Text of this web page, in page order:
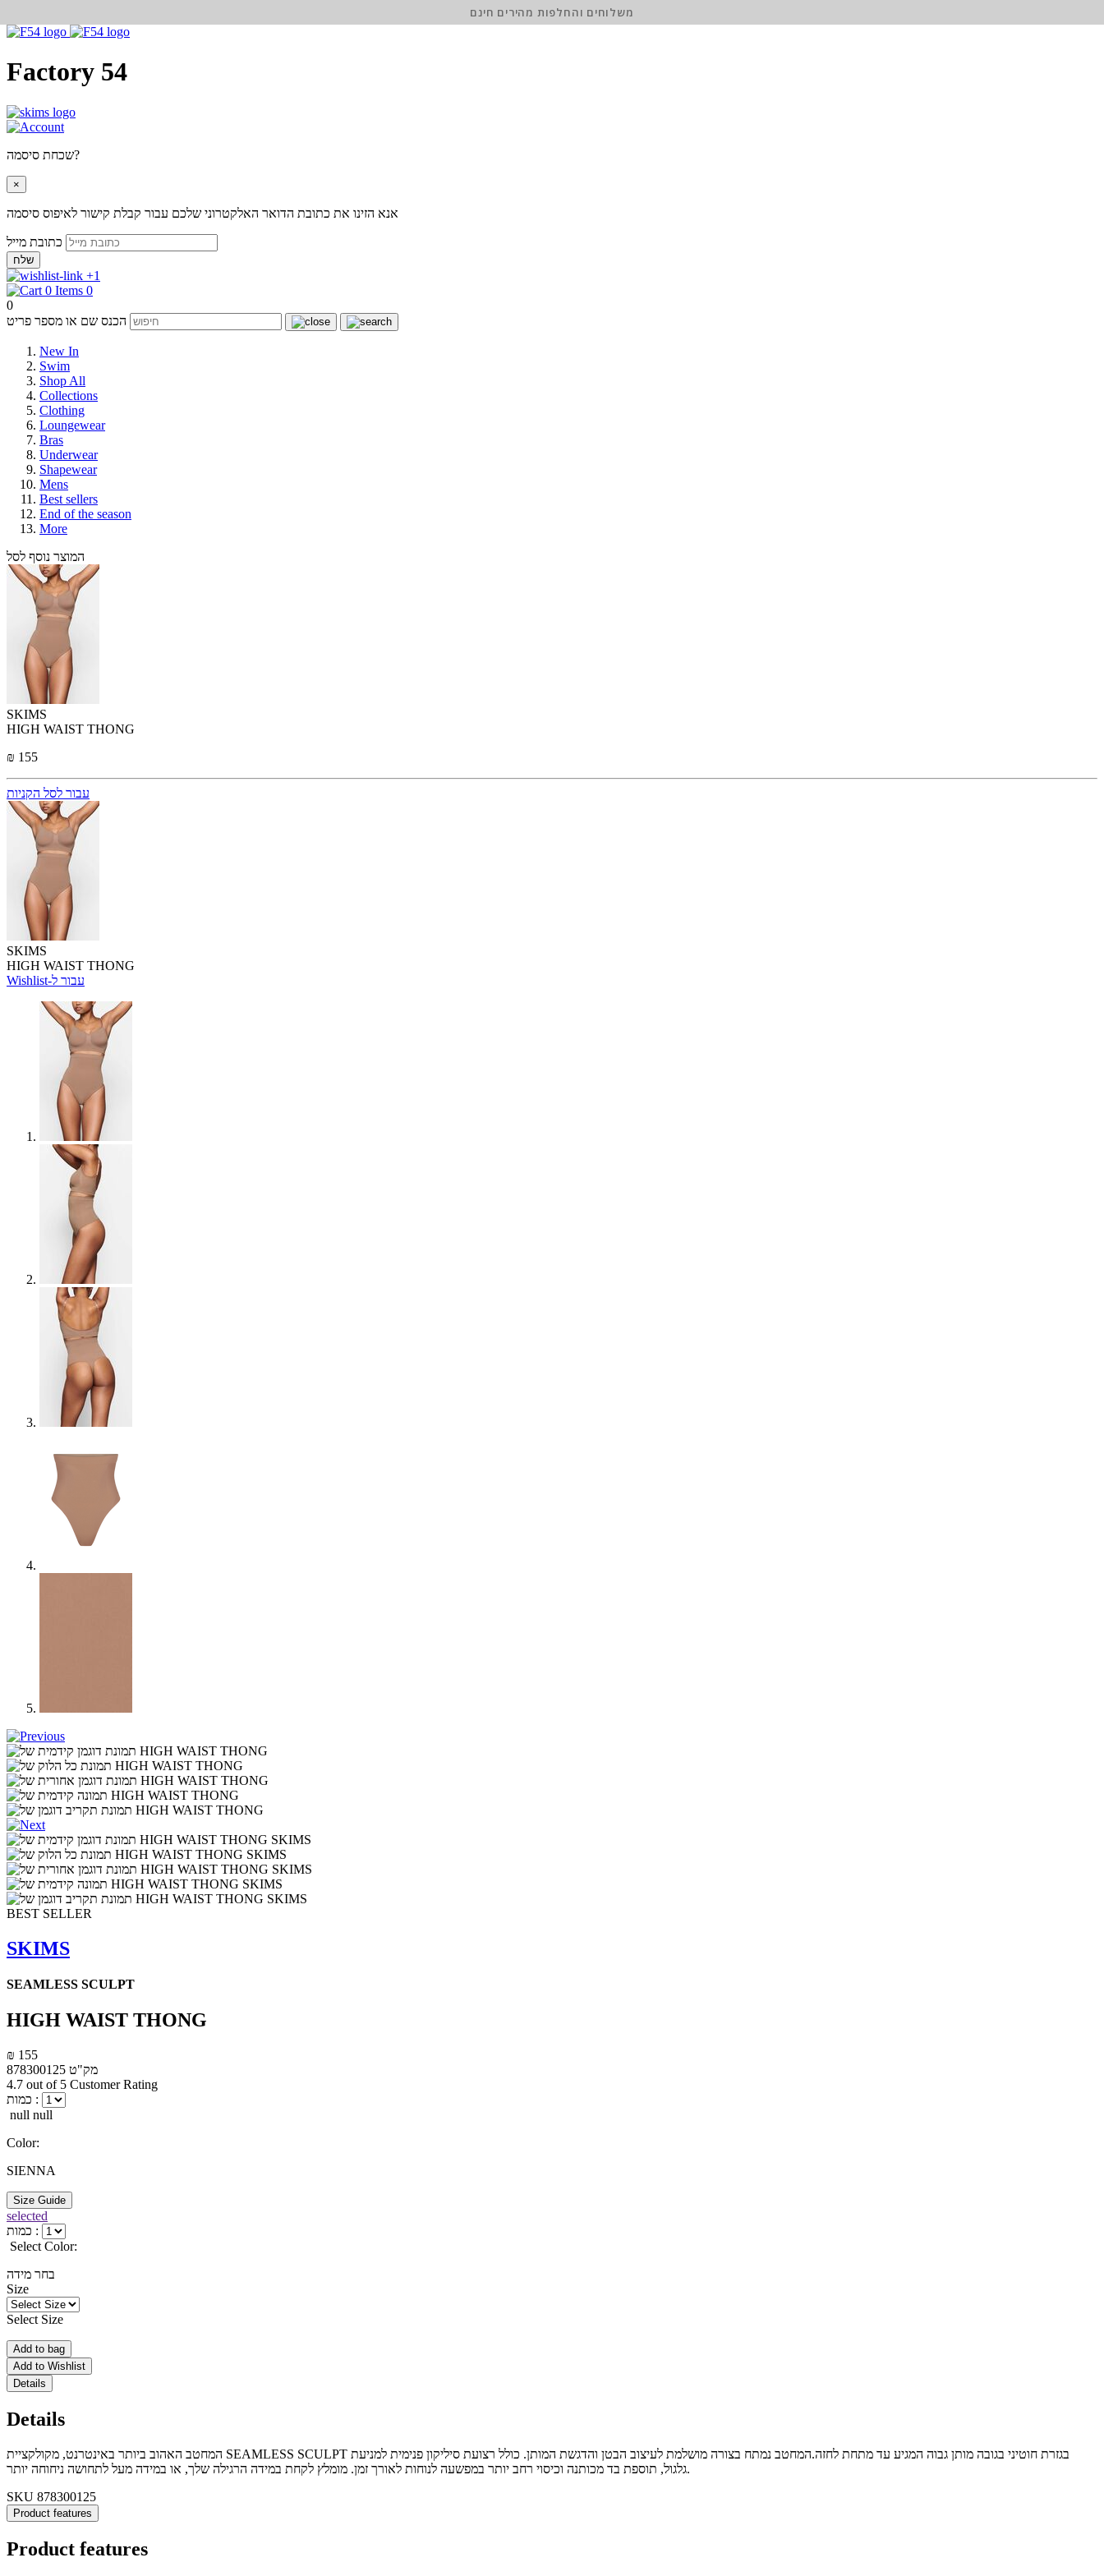
Factory 54
שכחת סיסמה?
×
אנא הזינו את כתובת הדואר האלקטרוני שלכם עבור קבלת קישור לאיפוס סיסמה
שלח
+1
0
0
הכנס שם או מספר פריט
New In
Swim
Shop All
Collections
Clothing
Loungewear
Bras
Underwear
Shapewear
Mens
Best sellers
End of the season
More
המוצר נוסף לסל
SKIMS
HIGH WAIST THONG
₪ 155
עבור לסל הקניות
SKIMS
HIGH WAIST THONG
Wishlist-עבור ל
BEST SELLER
SKIMS
SEAMLESS SCULPT
HIGH WAIST THONG
₪ 155
מק"ט 878300125
4.7 out of 5 Customer Rating
כמות :
null null
Color:
SIENNA
Size Guide
selected
כמות :
Select Color:
בחר מידה
Size
Select Size
Add to bag
Add to Wishlist
Details
Details
המחטב האהוב ביותר באינטרנט, מקולקציית SEAMLESS SCULPT בגזרת חוטיני בגובה מותן גבוה המגיע עד מתחת לחזה.המחטב נמתח בצורה מושלמת לעיצוב הבטן והדגשת המותן. כולל רצועת סיליקון פנימית למניעת
גלגול, תוספת בד מכותנה וכיסוי רחב יותר במפשעה לנוחות לאורך זמן. מומלץ לקחת במידה הרגילה שלך, או במידה מעל לתחושה ניחוחה יותר.
SKU 878300125
Product features
Product features
משלוחים והחלפות מהירים חינם